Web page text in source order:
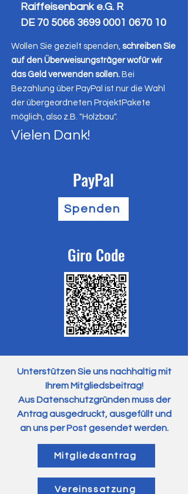
Raiffeisenbank e.G. R
DE 70 5066 3699 0001 0670 10
Wollen Sie gezielt spenden, schreiben Sie
auf den Überweisungsträger wofür wir
das Geld verwenden sollen. Bei
Bezahlung über PayPal ist nur die Wahl
der übergeordneten ProjektPakete
möglich, also z.B. "Holzbau".
Vielen Dank!
PayPal
Spenden
Giro Code
Unterstützen Sie uns nachhaltig mit
Ihrem Mitgliedsbeitrag!
Aus Datenschutzgründen muss der
Antrag ausgedruckt, ausgefüllt und
an uns per Post gesendet werden.
Mitgliedsantrag
Vereinssatzung